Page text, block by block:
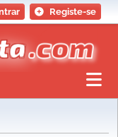
Registe-se